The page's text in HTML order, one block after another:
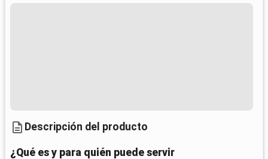
Descripción del producto
¿Qué es y para quién puede servir